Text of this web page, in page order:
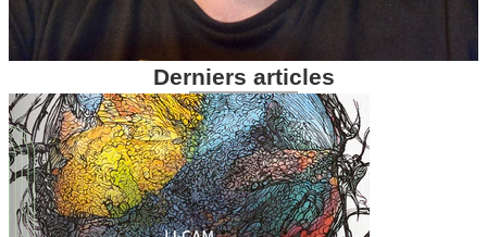
Derniers articles